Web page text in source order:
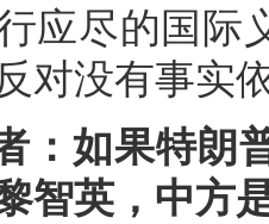
应尽的国际
对没有事实
：如果特朗
智英，中方